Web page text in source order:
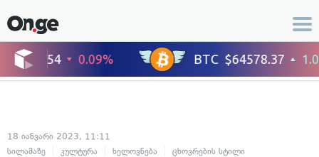
18 იანვარი 2023, 11:11
სილამაზე
კულტურა ხელოვნება ცხოვრების სტილი